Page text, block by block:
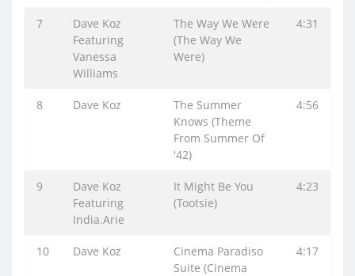
7
Dave Koz
Featuring
Vanessa
Williams
The Way We Were
(The Way We
Were)
4:31
8 Dave Koz
The Summer
Knows (Theme
From Summer Of
'42)
4:56
9
Dave Koz
Featuring
India.Arie
It Might Be You
(Tootsie)
4:23
10 Dave Koz
Cinema Paradiso
Suite (Cinema
4:17